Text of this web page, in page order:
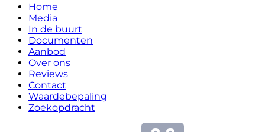
Home
Media
In de buurt
Documenten
Aanbod
Over ons
Reviews
Contact
Waardebepaling
Zoekopdracht